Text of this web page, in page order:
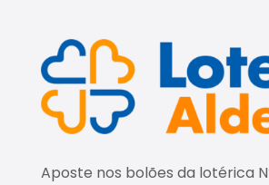
Aposte nos bolões da lotérica